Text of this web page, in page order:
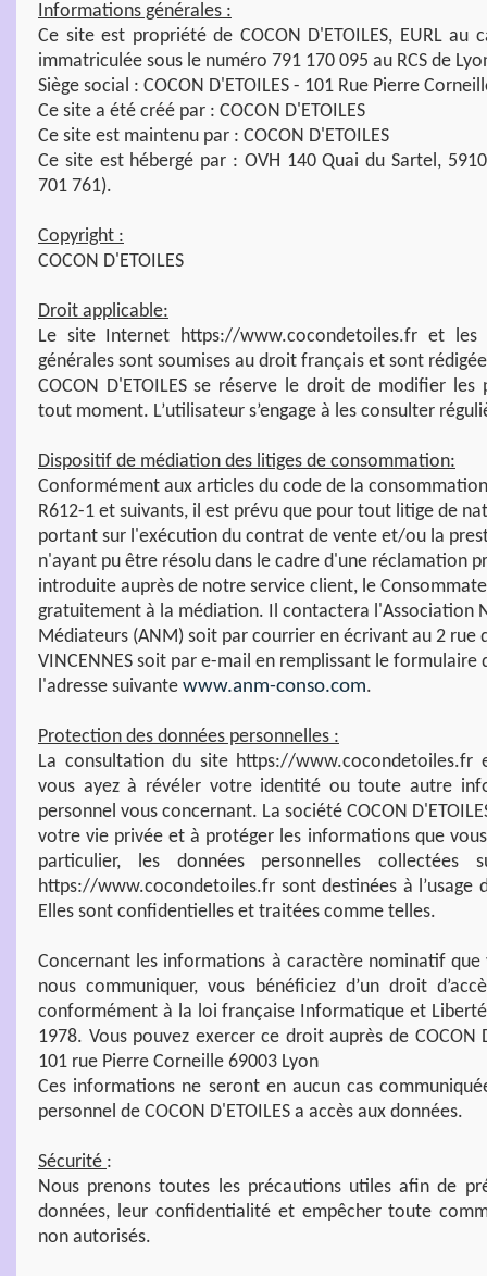
Informations générales :
Ce site est propriété de COCON D'ETOILES, EURL au
immatriculée sous le numéro 791 170 095 au RCS de
Siège social : COCON D'ETOILES - 101 Rue Pierre
Ce site a été créé par : COCON D'ETOILES
Ce site est maintenu par : COCON D'ETOILES
Ce site est hébergé par : OVH 140 Quai du Sartel,
701 761).
Copyright :
COCON D'ETOILES
Droit applicable:
Le site Internet https://www.cocondetoiles.fr et les
générales sont soumises au droit français et sont
COCON D'ETOILES se réserve le droit de modifier les
tout moment. L’utilisateur s’engage à les consulter
Dispositif de médiation des litiges de consommation:
Conformément aux articles du code de la
R612-1 et suivants, il est prévu que pour tout litige de
portant sur l'exécution du contrat de vente et/ou la
n'ayant pu être résolu dans le cadre d'une réclamation
introduite auprès de notre service client, le
gratuitement à la médiation. Il contactera l'Association
Médiateurs (ANM) soit par courrier en écrivant au 2 rue
VINCENNES soit par e-mail en remplissant le formulaire
l'adresse suivante www.anm-conso.com.
Protection des données personnelles :
La consultation du site https://www.cocondetoiles.fr
vous ayez à révéler votre identité ou toute autre
personnel vous concernant. La société COCON
votre vie privée et à protéger les informations que
particulier, les données personnelles
https://www.cocondetoiles.fr sont destinées à l’usage
Elles sont confidentielles et traitées comme telles.
Concernant les informations à caractère nominatif que
nous communiquer, vous bénéficiez d’un droit
conformément à la loi française Informatique et
1978. Vous pouvez exercer ce droit auprès de COCON
101 rue Pierre Corneille 69003 Lyon
Ces informations ne seront en aucun cas
personnel de COCON D'ETOILES a accès aux données.
Sécurité :
Nous prenons toutes les précautions utiles afin de
données, leur confidentialité et empêcher toute
non autorisés.